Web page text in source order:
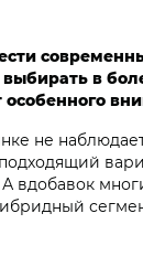
в
не
вдобавок